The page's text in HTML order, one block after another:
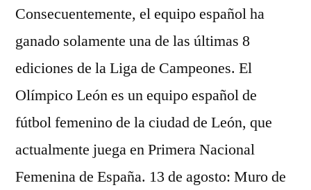
Consecuentemente, el equipo español ha
ganado solamente una de las últimas 8
ediciones de la Liga de Campeones. El
Olímpico León es un equipo español de
fútbol femenino de la ciudad de León, que
actualmente juega en Primera Nacional
Femenina de España. 13 de agosto: Muro de